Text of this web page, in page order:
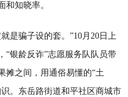
和知晓率。
是骗子设的套。”10月20日上
“银龄反诈”志愿服务队队员带
摊之间，用通俗易懂的“土
。东岳路街道和平社区商城市